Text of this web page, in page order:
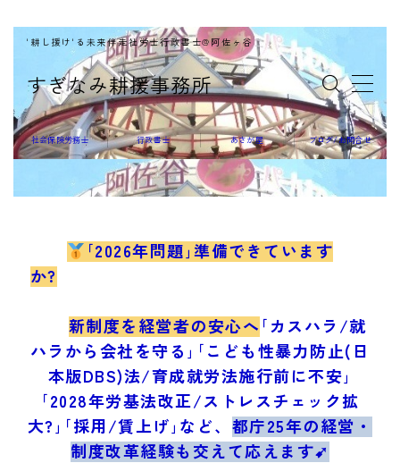
すぎなみ耕援事務所
'耕し援け'る未来伴走社労士行政書士@阿佐ヶ谷
MENU
社会保険労務士
あさが屋
ブログ/お問合せ
社会保険労務士 行政書士 あさが屋 ブログ/お問合せ
｢2026年問題｣準備できています
か?
新制度を経営者の安心へ ｢カスハラ/就
ハラから会社を守る｣｢こども性暴力防止(日
本版DBS)法/育成就労法施行前に不安｣
｢2028年労基法改正/ストレスチェック拡
大?｣｢採用/賃上げ｣など、 都庁25年の経営・
制度改革経験も交えて応えます➹